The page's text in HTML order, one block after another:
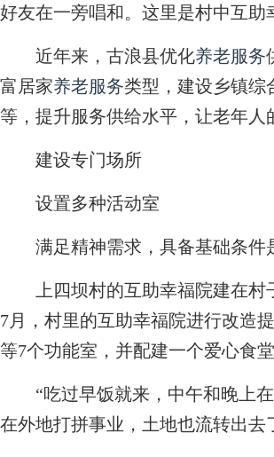
好友在一旁唱和。这里是村中互助
近年来，古浪县优化养老服务
富居家养老服务类型，建设乡镇综
等，提升服务供给水平，让老年人
建设专门场所
设置多种活动室
满足精神需求，具备基础条件
上四坝村的互助幸福院建在村
7月，村里的互助幸福院进行改造
等7个功能室，并配建一个爱心食堂
“吃过早饭就来，中午和晚上在
在外地打拼事业，土地也流转出